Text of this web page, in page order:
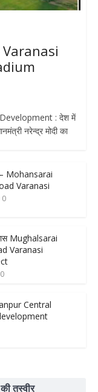
Varanasi
: देश में
नरेन्द्र मोदी का
Mohansarai
Varanasi
0
Mughalsarai
Varanasi
0
Central
तस्वीर